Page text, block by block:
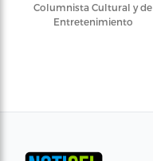
Columnista Cultural y de
Entretenimiento